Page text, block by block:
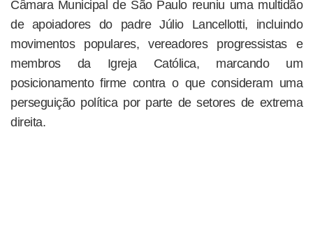
Câmara Municipal de São Paulo reuniu uma multidão
de apoiadores do padre Júlio Lancellotti, incluindo
movimentos populares, vereadores progressistas e
membros da Igreja Católica, marcando um
posicionamento firme contra o que consideram uma
perseguição política por parte de setores de extrema
direita.